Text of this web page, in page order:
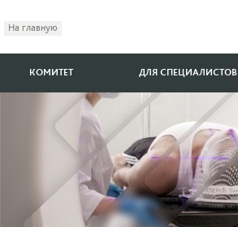
На главную
КОМИТЕТ ДЛЯ СПЕЦИАЛИСТОВ